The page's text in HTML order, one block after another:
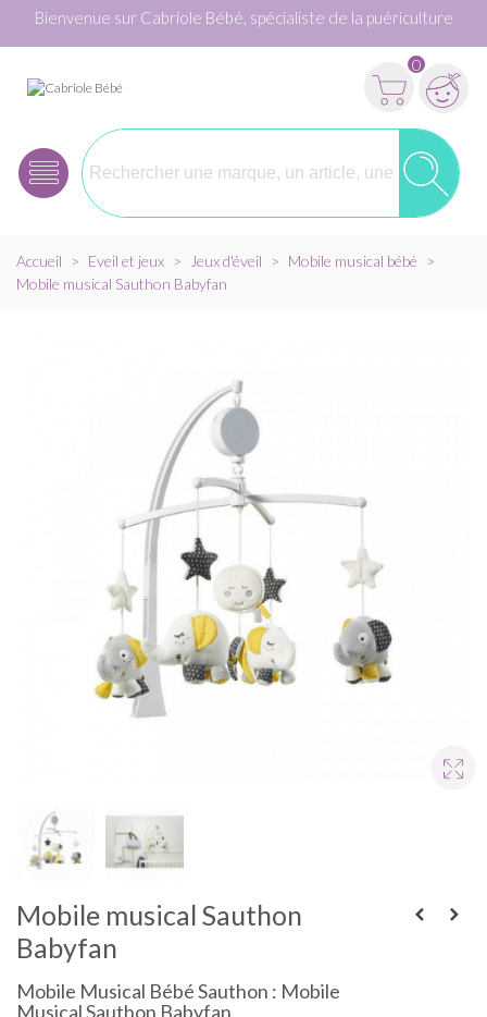
Bienvenue sur Cabriole Bébé, spécialiste de la puériculture
0
Accueil > Eveil et jeux > Jeux d'éveil > Mobile musical bébé
>
Mobile musical Sauthon Babyfan
Mobile musical Sauthon
Babyfan
Mobile Musical Bébé Sauthon : Mobile
Musical Sauthon Babyfan